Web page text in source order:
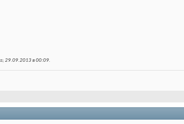
29.09.2013 в00:09.